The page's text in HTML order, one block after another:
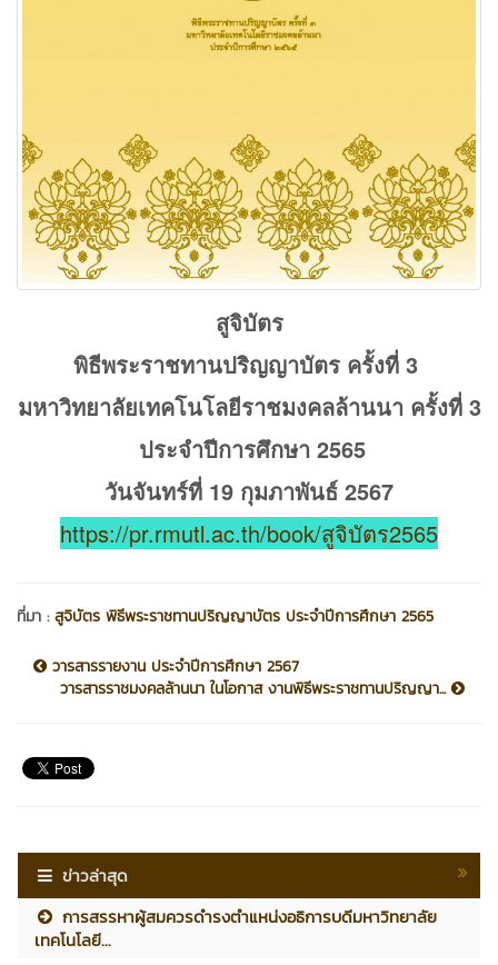
สูจิบัตร
พิธีพระราชทานปริญญาบัตร ครั้งที่ 3
มหาวิทยาลัยเทคโนโลยีราชมงคลล้านนา ครั้งที่ 3
ประจำปีการศึกษา 2565
วันจันทร์ที่ 19 กุมภาพันธ์ 2567
https://pr.rmutl.ac.th/book/สูจิบัตร2565
ที่มา :สูจิบัตร พิธีพระราชทานปริญญาบัตร ประจำปีการศึกษา 2565
วารสารรายงาน ประจำปีการศึกษา 2567
วารสารราชมงคลล้านนา ในโอกาส งานพิธีพระราชทานปริญญา...
ข่าวล่าสุด
การสรรหาผู้สมควรดำรงตำแหน่งอธิการบดีมหาวิทยาลัย
เทคโนโลยี...